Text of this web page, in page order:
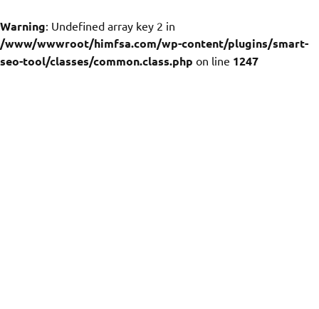
Warning: Undefined array key 2 in
/www/wwwroot/himfsa.com/wp-content/plugins/smart-
seo-tool/classes/common.class.php on line 1247